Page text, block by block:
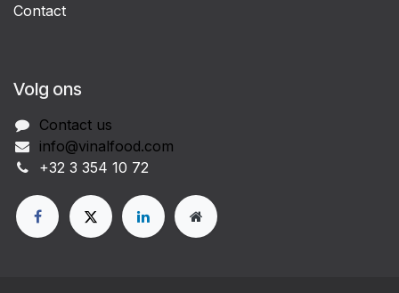
Contact
Volg ons
Contact us
info@vinalfood.com
+32 3 354 10 72